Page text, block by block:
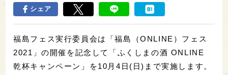
シェア
福島フェス実行委員会は「福島（ONLINE）フェス
2021」の開催を記念して「ふくしまの酒 ONLINE
乾杯キャンペーン」を10月4日(日)まで実施します。